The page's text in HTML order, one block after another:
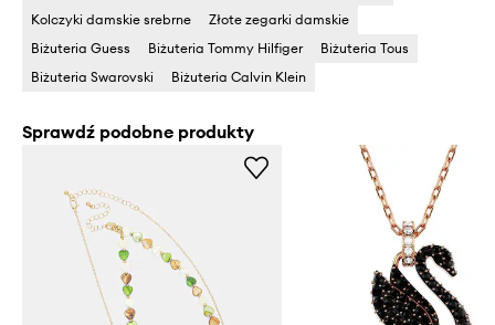
Kolczyki damskie srebrne
Złote zegarki damskie
Biżuteria Guess
Biżuteria Tommy Hilfiger
Biżuteria Tous
Biżuteria Swarovski
Biżuteria Calvin Klein
Sprawdź podobne produkty